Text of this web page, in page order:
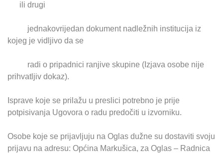
ili drugi
jednakovrijedan dokument nadležnih institucija iz
kojeg je vidljivo da se
radi o pripadnici ranjive skupine (Izjava osobe nije
prihvatljiv dokaz).
Isprave koje se prilažu u preslici potrebno je prije
potpisivanja Ugovora o radu predočiti u izvorniku.
Osobe koje se prijavljuju na Oglas dužne su dostaviti svoju
prijavu na adresu: Općina Markušica, za Oglas – Radnica